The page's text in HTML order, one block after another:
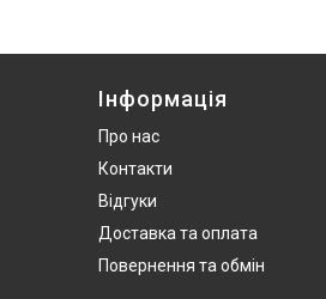
Інформація
Про нас
Контакти
Відгуки
Доставка та оплата
Повернення та обмін